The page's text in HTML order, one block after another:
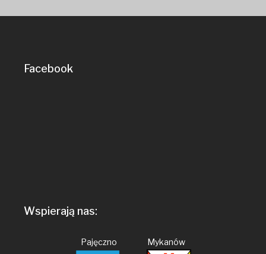
Facebook
Wspierają nas:
Pajęczno Mykanów